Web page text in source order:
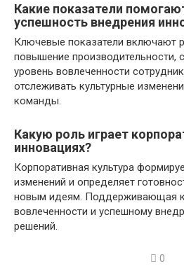
Какие показатели
успешность внедрения
Ключевые показатели включают
повышение производительности,
уровень вовлеченности
отслеживать культурные
команды.
Какую роль играет
инновациях?
Корпоративная культура
изменений и определяет
новым идеям. Поддерживающая
вовлеченности и успешному
решений.
0